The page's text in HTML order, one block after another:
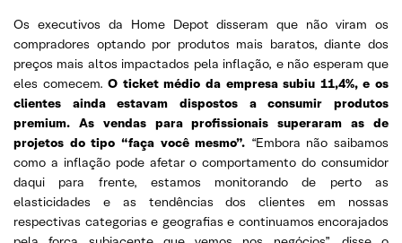
Os executivos da Home Depot disseram que não viram os
compradores optando por produtos mais baratos, diante dos
preços mais altos impactados pela inflação, e não esperam que
eles comecem.O ticket médio da empresa subiu 11,4%, e os
clientes ainda estavam dispostos a consumir produtos
premium. As vendas para profissionais superaram as de
projetos do tipo “faça você mesmo”. “Embora não saibamos
como a inflação pode afetar o comportamento do consumidor
daqui para frente, estamos monitorando de perto as
elasticidades e as tendências dos clientes em nossas
respectivas categorias e geografias e continuamos encorajados